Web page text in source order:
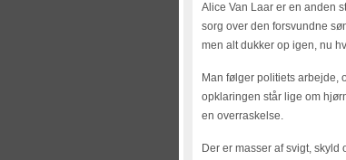
Alice Van Laar er en anden
sorg over den forsvundne
men alt dukker op igen, nu
Man følger politiets arbejde,
opklaringen står lige om
en overraskelse.
Der er masser af svigt,